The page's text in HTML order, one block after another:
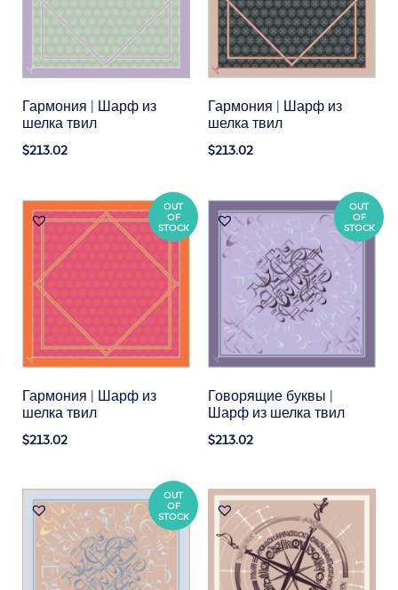
Гармония | Шарф из
шелка твил
$213.02
Гармония | Шарф из
шелка твил
$213.02
OUT
OF
STOCK
Гармония | Шарф из
шелка твил
$213.02
OUT
OF
STOCK
Говорящие буквы |
Шарф из шелка твил
$213.02
OUT
OF
STOCK